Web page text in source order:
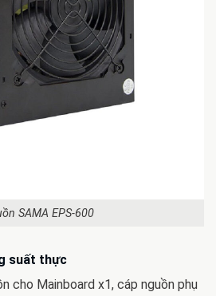
SAMA EPS-600
suất thực
cho Mainboard x1, cáp nguồn phụ